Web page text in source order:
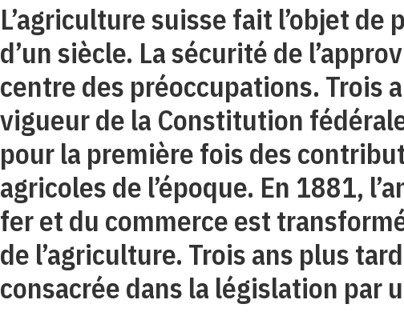
L’agriculture suisse fait l’objet
d’un siècle. La sécurité de
centre des préoccupations. Trois
vigueur de la Constitution
pour la première fois des
agricoles de l’époque. En 1881,
fer et du commerce est
de l’agriculture. Trois ans plus
consacrée dans la législation par